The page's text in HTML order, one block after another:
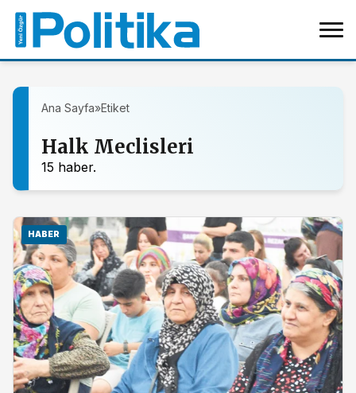
Ana Sayfa»Etiket
Halk Meclisleri
15 haber.
HABER